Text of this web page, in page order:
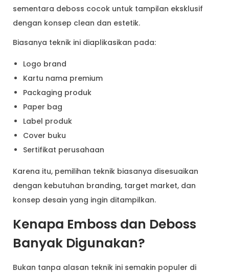
sementara deboss cocok untuk tampilan eksklusif
dengan konsep clean dan estetik.
Biasanya teknik ini diaplikasikan pada:
Logo brand
Kartu nama premium
Packaging produk
Paper bag
Label produk
Cover buku
Sertifikat perusahaan
Karena itu, pemilihan teknik biasanya disesuaikan
dengan kebutuhan branding, target market, dan
konsep desain yang ingin ditampilkan.
Kenapa Emboss dan Deboss
Banyak Digunakan?
Bukan tanpa alasan teknik ini semakin populer di